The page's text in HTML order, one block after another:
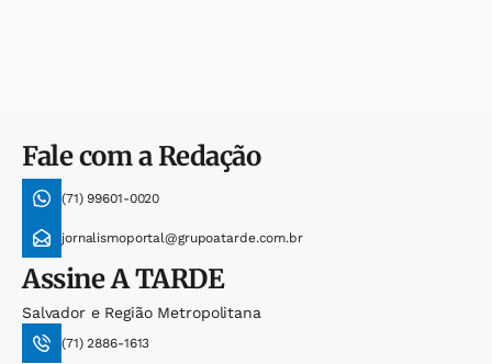
Fale com a Redação
(71) 99601-0020
jornalismoportal@grupoatarde.com.br
AssineA TARDE
Salvador e Região Metropolitana
(71) 2886-1613